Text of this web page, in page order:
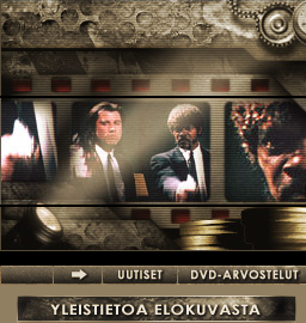
Hyppää pääsisältöön